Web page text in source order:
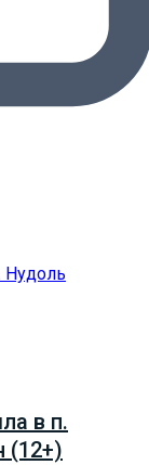
в п.
(12+)